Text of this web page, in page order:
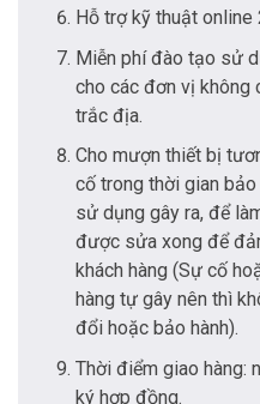
Hỗ trợ kỹ thuật
Miễn phí đào tạo sử
cho các đơn vị không
trắc địa.
Cho mượn thiết bị
cố trong thời gian
sử dụng gây ra, để
được sửa xong để
khách hàng (Sự cố
hàng tự gây nên thì
đổi hoặc bảo hành).
Thời điểm giao hàng:
ký hợp đồng.